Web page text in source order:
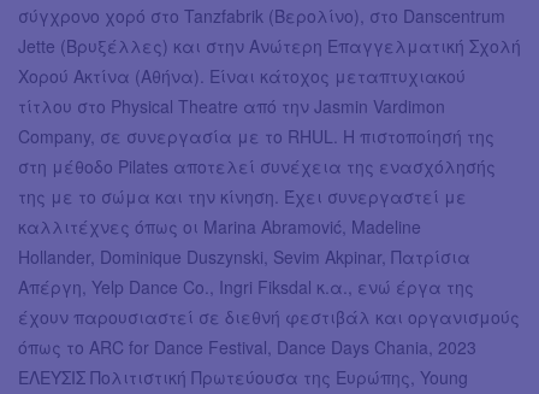
σύγχρονο χορό στο Tanzfabrik (Βερολίνο), στο Danscentrum
Jette (Βρυξέλλες) και στην Ανώτερη Επαγγελματική Σχολή
Χορού Ακτίνα (Αθήνα). Είναι κάτοχος μεταπτυχιακού
τίτλου στο Physical Theatre από την Jasmin Vardimon
Company, σε συνεργασία με το RHUL. Η πιστοποίησή της
στη μέθοδο Pilates αποτελεί συνέχεια της ενασχόλησής
της με το σώμα και την κίνηση. Έχει συνεργαστεί με
καλλιτέχνες όπως οι Marina Abramović, Madeline
Hollander, Dominique Duszynski, Sevim Akpinar, Πατρίσια
Απέργη, Yelp Dance Co., Ingri Fiksdal κ.α., ενώ έργα της
έχουν παρουσιαστεί σε διεθνή φεστιβάλ και οργανισμούς
όπως το ARC for Dance Festival, Dance Days Chania, 2023
ΕΛΕΥΣΙΣ Πολιτιστική Πρωτεύουσα της Ευρώπης, Young